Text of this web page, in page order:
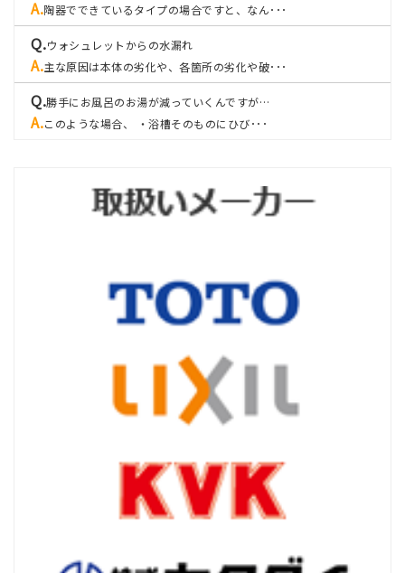
陶器でできているタイプの場合ですと、なん･･･
ウォシュレットからの水漏れ
主な原因は本体の劣化や、各箇所の劣化や破･･･
勝手にお風呂のお湯が減っていくんですが…
このような場合、 ・浴槽そのものにひび･･･